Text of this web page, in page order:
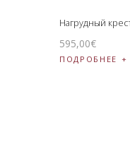
Нагрудный
595,00€
ПОДРОБНЕЕ